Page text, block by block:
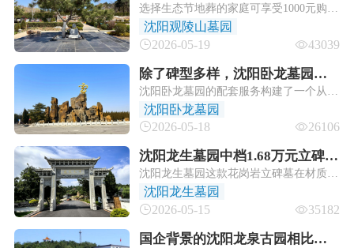
贴具体能领多少？
选择生态节地葬的家庭可享受1000元购墓
费用减免​，该补贴直接抵扣墓位价格，无
需单独申领后返还。例如，观陵山生态普
惠型树葬/花坛葬基础价5800元，减免后
实际支付4800元起。
沈阳观陵山墓园
2026-05-19
43039
除了碑型多样，沈阳卧龙墓园还
有哪些配套服务？
沈阳卧龙墓园的配套服务构建了一个从
“身前咨询”到“身后关怀”的完整闭环，不
仅解决了实际的交通、仪式问题，更通过
长期的维护和人性化的代祭扫等服务，给
予了家属持续的情感支持与安心保障。
沈阳卧龙墓园
2026-05-18
26106
沈阳龙生墓园中档1.68万元立碑墓
的花岗岩材质耐用吗？
沈阳龙生墓园这款花岗岩立碑墓在材质选
择和工艺处理上充分考虑了沈阳的气候特
点，耐用性可满足数十年使用需求，是兼
具性价比与品质的选择。
沈阳龙生墓园
2026-05-15
35182
国企背景的沈阳龙泉古园相比民